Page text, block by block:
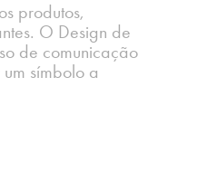
produtos,
O Design de
de comunicação
símbolo a